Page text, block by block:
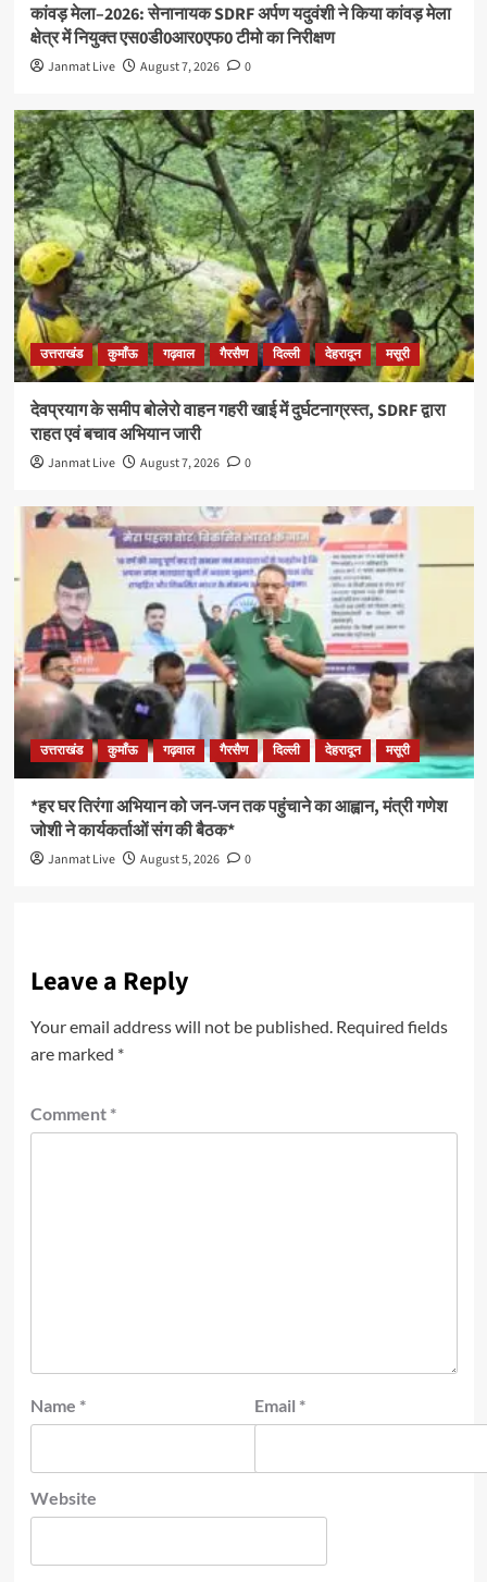
कांवड़ मेला–2026: सेनानायक SDRF अर्पण यदुवंशी ने किया कांवड़ मेला
क्षेत्र में नियुक्त एस0डी0आर0एफ0 टीमो का निरीक्षण
Janmat Live August 7, 2026 0
उत्तराखंड कुमाँऊ गढ़वाल गैरसैण दिल्ली देहरादून मसूरी
देवप्रयाग के समीप बोलेरो वाहन गहरी खाई में दुर्घटनाग्रस्त, SDRF द्वारा
राहत एवं बचाव अभियान जारी
Janmat Live August 7, 2026 0
उत्तराखंड कुमाँऊ गढ़वाल गैरसैण दिल्ली देहरादून मसूरी
*हर घर तिरंगा अभियान को जन-जन तक पहुंचाने का आह्वान, मंत्री गणेश
जोशी ने कार्यकर्ताओं संग की बैठक*
Janmat Live August 5, 2026 0
Leave a Reply
Your email address will not be published. Required fields
are marked *
Comment *
Name * Email *
Website